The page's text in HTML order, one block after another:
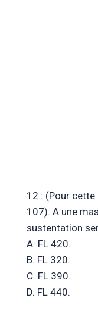
12 : (Pour cette
107). A une
sustentation
A. FL 420.
B. FL 320.
C. FL 390.
D. FL 440.